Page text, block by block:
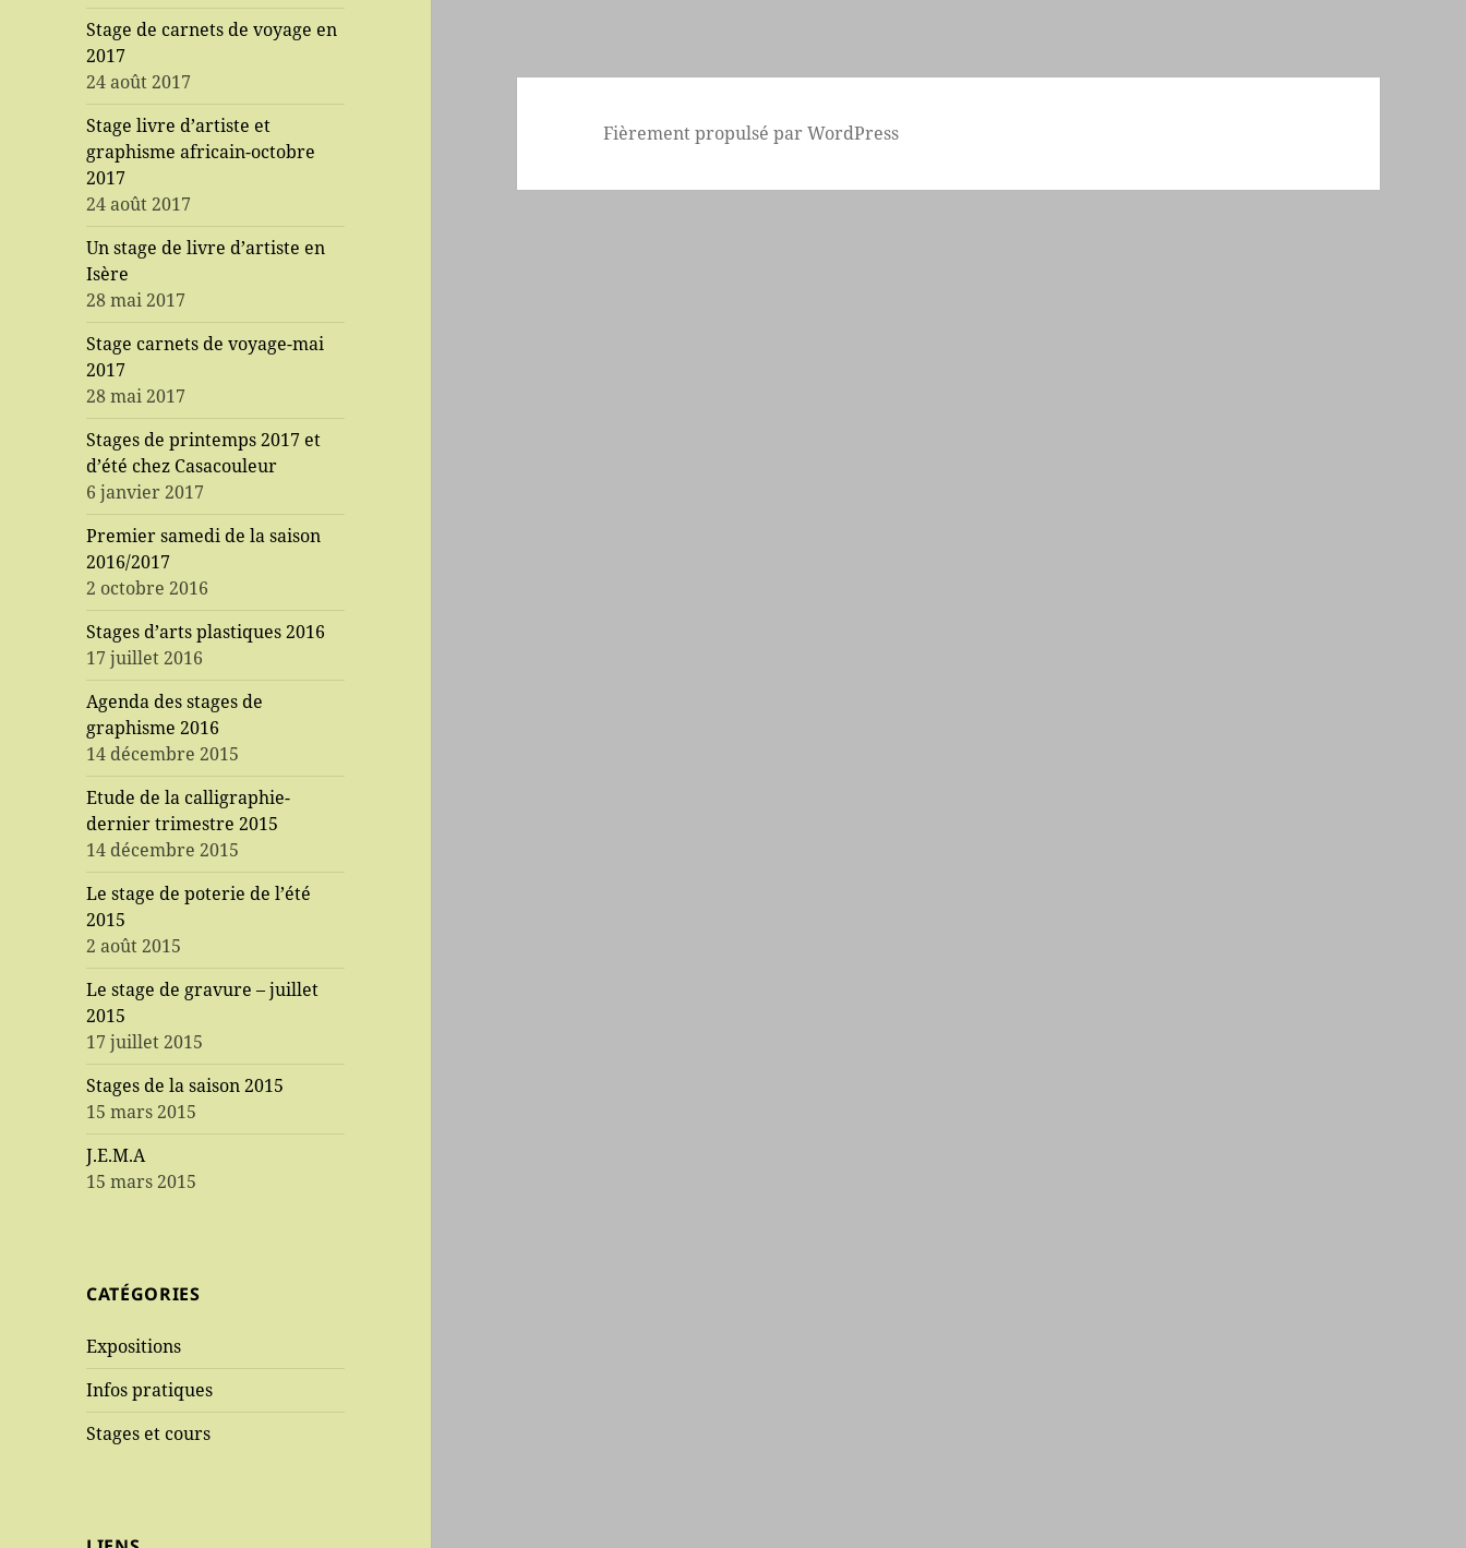
Stage de carnets de voyage en
2017
24 août 2017
Stage livre d’artiste et
graphisme africain-octobre
2017
24 août 2017
Un stage de livre d’artiste en
Isère
28 mai 2017
Stage carnets de voyage-mai
2017
28 mai 2017
Stages de printemps 2017 et
d’été chez Casacouleur
6 janvier 2017
Premier samedi de la saison
2016/2017
2 octobre 2016
Stages d’arts plastiques 2016
17 juillet 2016
Agenda des stages de
graphisme 2016
14 décembre 2015
Etude de la calligraphie-
dernier trimestre 2015
14 décembre 2015
Le stage de poterie de l’été
2015
2 août 2015
Le stage de gravure – juillet
2015
17 juillet 2015
Stages de la saison 2015
15 mars 2015
J.E.M.A
15 mars 2015
CATÉGORIES
Expositions
Infos pratiques
Stages et cours
Fièrement propulsé par WordPress